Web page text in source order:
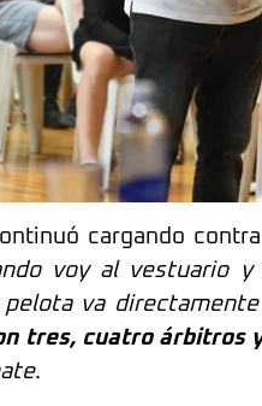
cargando
voy al vestuario
va
tres, cuatro árbitros
.